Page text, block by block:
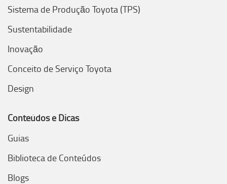
Sistema de Produção Toyota (TPS)
Sustentabilidade
Inovação
Conceito de Serviço Toyota
Design
Conteúdos e Dicas
Guias
Biblioteca de Conteúdos
Blogs